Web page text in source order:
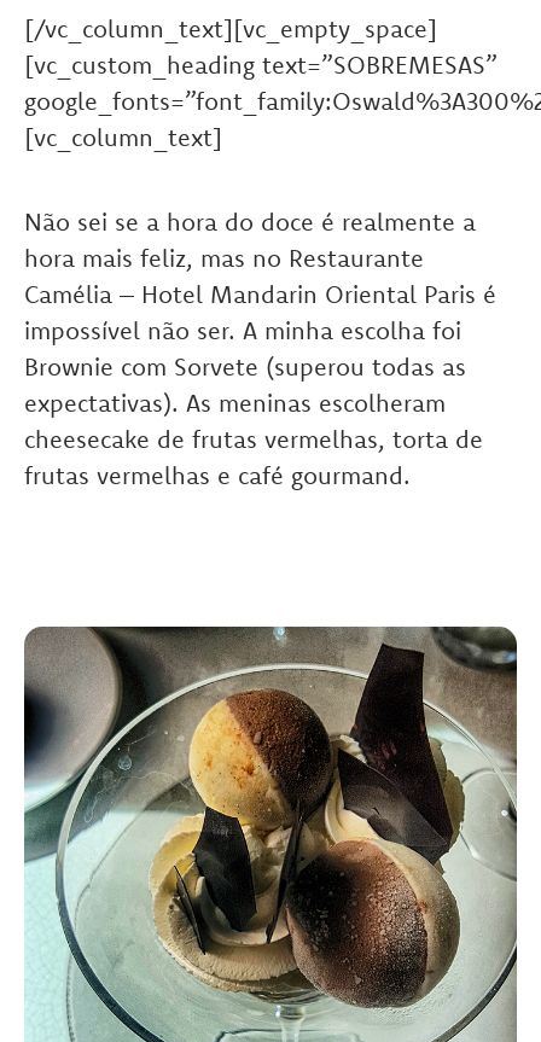
[/vc_column_text][vc_empty_space]
[vc_custom_heading text=”SOBREMESAS”
[vc_column_text]
Não sei se a hora do doce é realmente a
hora mais feliz, mas no Restaurante
Camélia – Hotel Mandarin Oriental Paris é
impossível não ser. A minha escolha foi
Brownie com Sorvete (superou todas as
expectativas). As meninas escolheram
cheesecake de frutas vermelhas, torta de
frutas vermelhas e café gourmand.